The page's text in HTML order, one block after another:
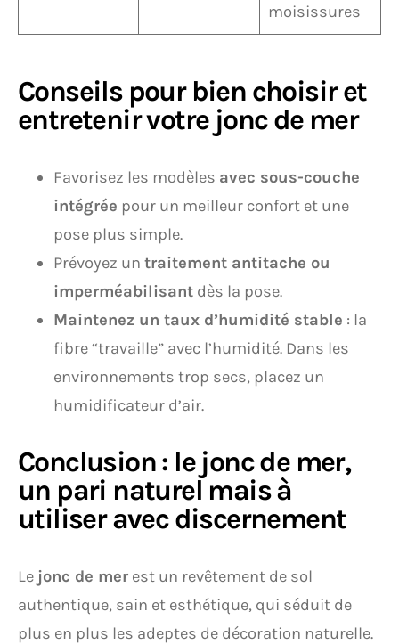
moisissures
Conseils pour bien choisir et
entretenir votre jonc de mer
Favorisez les modèles avec sous-couche
intégrée pour un meilleur confort et une
pose plus simple.
Prévoyez un traitement antitache ou
imperméabilisant dès la pose.
Maintenez un taux d’humidité stable : la
fibre “travaille” avec l’humidité. Dans les
environnements trop secs, placez un
humidificateur d’air.
Conclusion : le jonc de mer,
un pari naturel mais à
utiliser avec discernement
Le jonc de mer est un revêtement de sol
authentique, sain et esthétique, qui séduit de
plus en plus les adeptes de décoration naturelle.